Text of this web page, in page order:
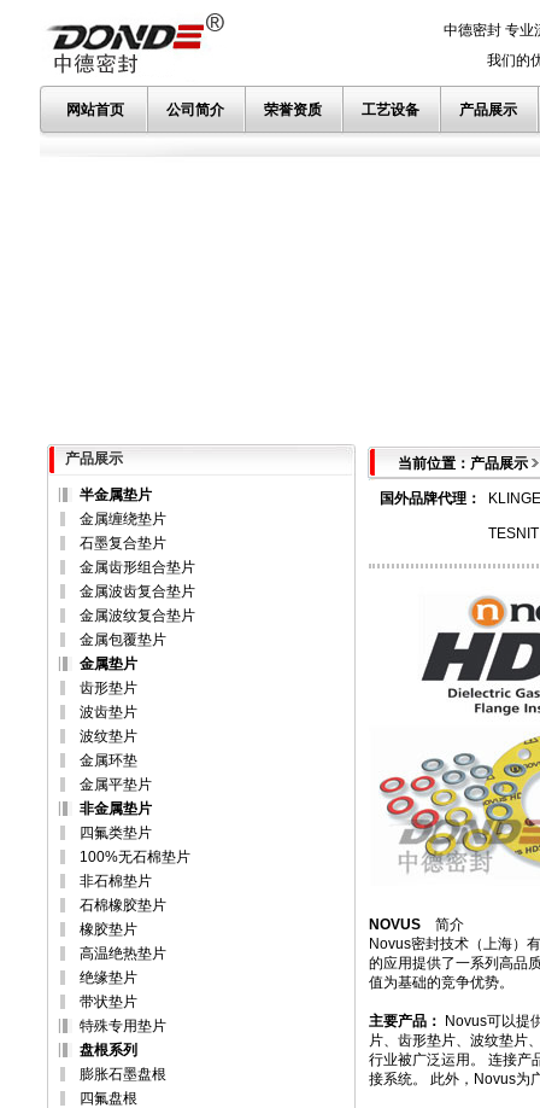
中德密封 专业
我们的优势
网站首页 公司简介 荣誉资质 工艺设备 产品展示
产品展示
半金属垫片
金属缠绕垫片
石墨复合垫片
金属齿形组合垫片
金属波齿复合垫片
金属波纹复合垫片
金属包覆垫片
金属垫片
齿形垫片
波齿垫片
波纹垫片
金属环垫
金属平垫片
非金属垫片
四氟类垫片
100%无石棉垫片
非石棉垫片
石棉橡胶垫片
橡胶垫片
高温绝热垫片
绝缘垫片
带状垫片
特殊专用垫片
盘根系列
膨胀石墨盘根
四氟盘根
当前位置：产品展示
国外品牌代理：
NOVUS简介
Novus密封技术（上海）
的应用提供了一系列高品
值为基础的竞争优势。
主要产品：
Novus可以提
片、齿形垫片、波纹垫片
行业被广泛运用。 连接产
接系统。 此外，Novus为